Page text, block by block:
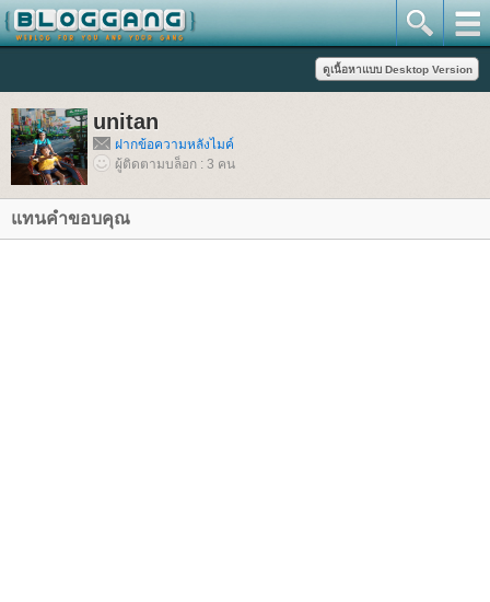
unitan
ฝากข้อความหลังไมค์
ผู้ติดตามบล็อก : 3 คน
แทนคำขอบคุณ